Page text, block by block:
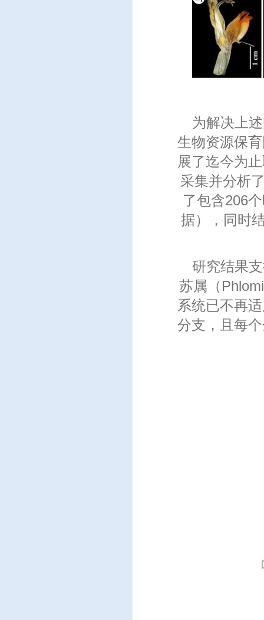
为解决上
生物资源保
展了迄今为
采集并分析
了包含206
据），同时
研究结果
苏属（
系统已不再
分支，且每